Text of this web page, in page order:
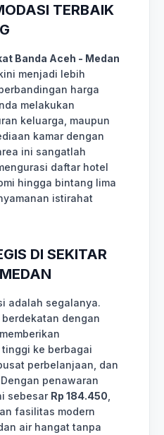
TERBAIK
Banda Aceh - Medan
menjadi lebih
harga
melakukan
keluarga, maupun
kamar dengan
ini sangatlah
daftar hotel
hingga bintang lima
istirahat
DI SEKITAR
adalah segalanya.
dengan
memberikan
ke berbagai
perbelanjaan, dan
penawaran
sebesar Rp 184.450
fasilitas modern
air hangat tanpa